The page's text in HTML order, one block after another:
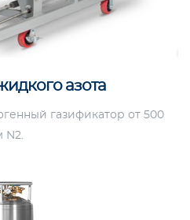
азота
газификатор от 500
N2.